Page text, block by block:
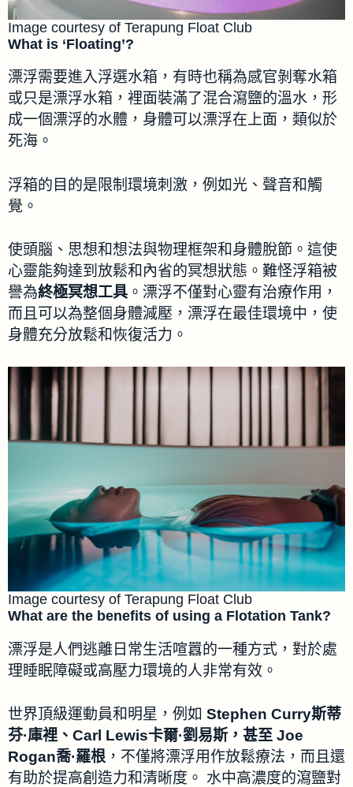
Image courtesy of Terapung Float Club
What is ‘Floating’?
漂浮需要進入浮選水箱，有時也稱為感官剝奪水箱
或只是漂浮水箱，裡面裝滿了混合瀉鹽的溫水，形
成一個漂浮的水體，身體可以漂浮在上面，類似於
死海。
浮箱的目的是限制環境刺激，例如光、聲音和觸
覺。
使頭腦、思想和想法與物理框架和身體脫節。這使
心靈能夠達到放鬆和內省的冥想狀態。難怪浮箱被
譽為終極冥想工具 。漂浮不僅對心靈有治療作用，
而且可以為整個身體減壓，漂浮在最佳環境中，使
身體充分放鬆和恢復活力。
Image courtesy of Terapung Float Club
What are the benefits of using a Flotation Tank?
漂浮是人們逃離日常生活喧囂的一種方式，對於處
理睡眠障礙或高壓力環境的人非常有效。
世界頂級運動員和明星，例如 Stephen Curry斯蒂
芬·庫裡、Carl Lewis卡爾·劉易斯，甚至 Joe
Rogan喬·羅根 ，不僅將漂浮用作放鬆療法，而且還
有助於提高創造力和清晰度。 水中高濃度的瀉鹽對